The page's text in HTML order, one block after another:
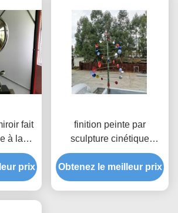
fait
à la
en
deprix
finition peinte par
sculpture cinétique
d'acier inoxydable de
vent de couleur d'arc-en-
ciel de 100cm
Obtenez le meilleur prix